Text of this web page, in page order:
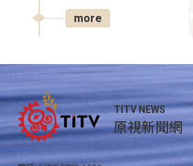
more
TITV NEWS
原視新聞網